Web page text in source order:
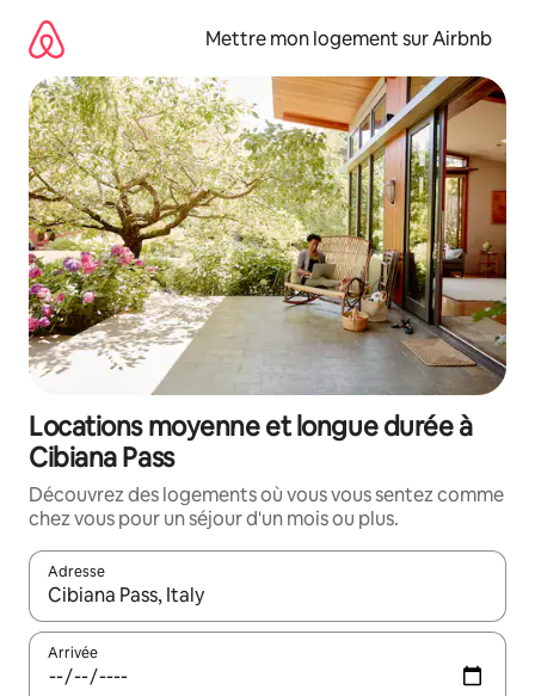
directement
contenu
Mettre mon logement sur Airbnb
Locations moyenne et longue durée à
Cibiana Pass
Découvrez des logements où vous vous sentez comme
chez vous pour un séjour d'un mois ou plus.
Adresse
Lorsque les résultats s'affichent, utilisez les flèches vers le
Arrivée